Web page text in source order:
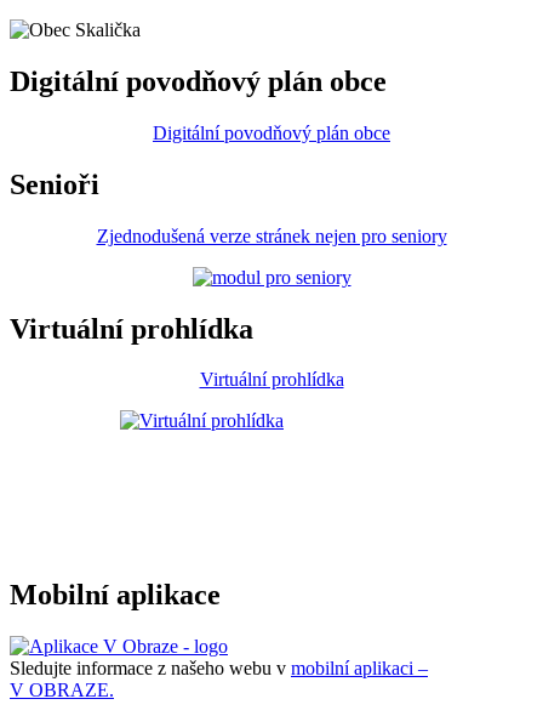
Digitální povodňový plán obce
Digitální povodňový plán obce
Senioři
Zjednodušená verze stránek nejen pro seniory
Virtuální prohlídka
Virtuální prohlídka
Mobilní aplikace
Sledujte informace z našeho webu v mobilní aplikaci –
V OBRAZE.